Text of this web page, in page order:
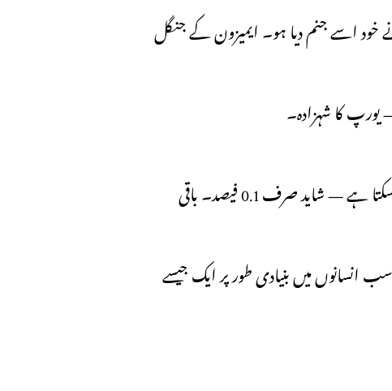
نے خود اسے جنم دیا ہو۔ ایمیزون کے جنگل
یورپ کا شہزادہ۔
“ان دونوں کے جینز میں فرق ایک فیصد سے بھی کم ہو سکتا ہے — شاید صرف 0.1 فیصد۔ باقی
انسانوں میں بنیادی طور پر ایک جیسے